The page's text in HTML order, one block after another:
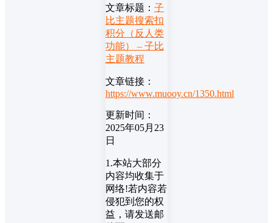
文章标题： 子
比主题搜索扣
积分（反人类
功能） – 子比
主题教程
文章链接：
https://www.muooy.cn/1350.html
更新时间：
2025年05月23
日
1.本站大部分
内容均收集于
网络!若内容若
侵犯到您的权
益，请发送邮